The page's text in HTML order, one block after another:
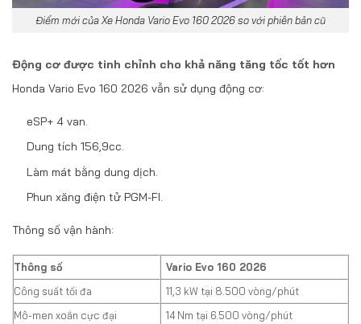
Điểm mới của Xe Honda Vario Evo 160 2026 so với phiên bản cũ
Động cơ được tinh chỉnh cho khả năng tăng tốc tốt hơn
Honda Vario Evo 160 2026 vẫn sử dụng động cơ:
eSP+ 4 van.
Dung tích 156,9cc.
Làm mát bằng dung dịch.
Phun xăng điện tử PGM-FI.
Thông số vận hành:
Thông số
Vario Evo 160 2026
Công suất tối đa
11,3 kW tại 8.500 vòng/phút
Mô-men xoắn cực đại
14 Nm tại 6.500 vòng/phút